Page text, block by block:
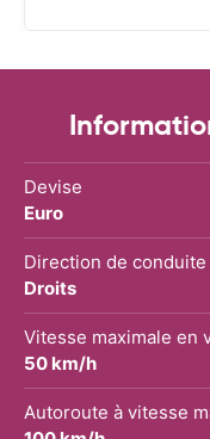
Devise
Euro
Direction de conduite
Droits
Vitesse maximale en
50 km/h
Autoroute à vitesse